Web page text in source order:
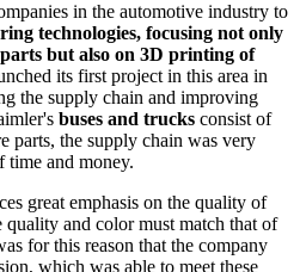
in the automotive industry to
technologies, focusing not only
but also on 3D printing of
its first project in this area in
the supply chain and improving
buses and trucks consist of
parts, the supply chain was very
time and money.
great emphasis on the quality of
and color must match that of
for this reason that the company
which was able to meet these